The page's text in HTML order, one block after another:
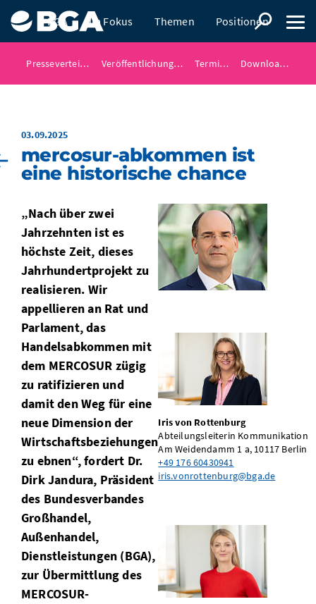
BGA Im Fokus Themen Positionen
Presse
Presseverteiler Veröffentlichungen Termine Downloads
03.09.2025
mercosur-abkommen ist
eine historische chance
„Nach über zwei
Jahrzehnten ist es
höchste Zeit, dieses
Jahrhundertprojekt zu
realisieren. Wir
appellieren an Rat und
Parlament, das
Handelsabkommen mit
dem MERCOSUR zügig
zu ratifizieren und
damit den Weg für eine
neue Dimension der
Wirtschaftsbeziehungen
zu ebnen“, fordert Dr.
Dirk Jandura, Präsident
des Bundesverbandes
Großhandel,
Außenhandel,
Dienstleistungen (BGA),
zur Übermittlung des
MERCOSUR-
Iris von Rottenburg
Abteilungsleiterin Kommunikation
Am Weidendamm 1 a, 10117 Berlin
+49 176 60430941
iris.vonrottenburg@bga.de